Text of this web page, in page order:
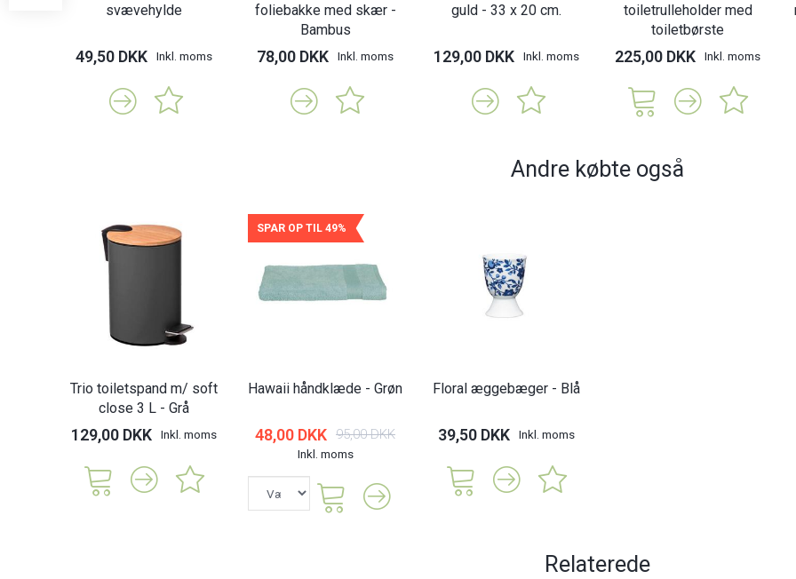
svævehylde
49,50 DKK Inkl. moms
foliebakke med skær -
Bambus
78,00 DKK Inkl. moms
guld - 33 x 20 cm.
129,00 DKK Inkl. moms
toiletrulleholder med
toiletbørste
225,00 DKK Inkl. moms
Andre købte også
Trio toiletspand m/ soft
close 3 L - Grå
129,00 DKK Inkl. moms
SPAR OP TIL 49%
Hawaii håndklæde - Grøn
48,00 DKK 95,00 DKK
Inkl. moms
Floral æggebæger - Blå
39,50 DKK Inkl. moms
Relaterede